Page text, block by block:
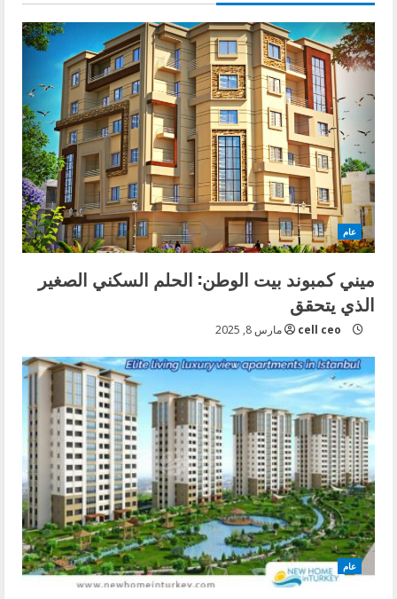
عام
ميني كمبوند بيت الوطن: الحلم السكني الصغير
الذي يتحقق
cell ceo مارس 8, 2025
عام